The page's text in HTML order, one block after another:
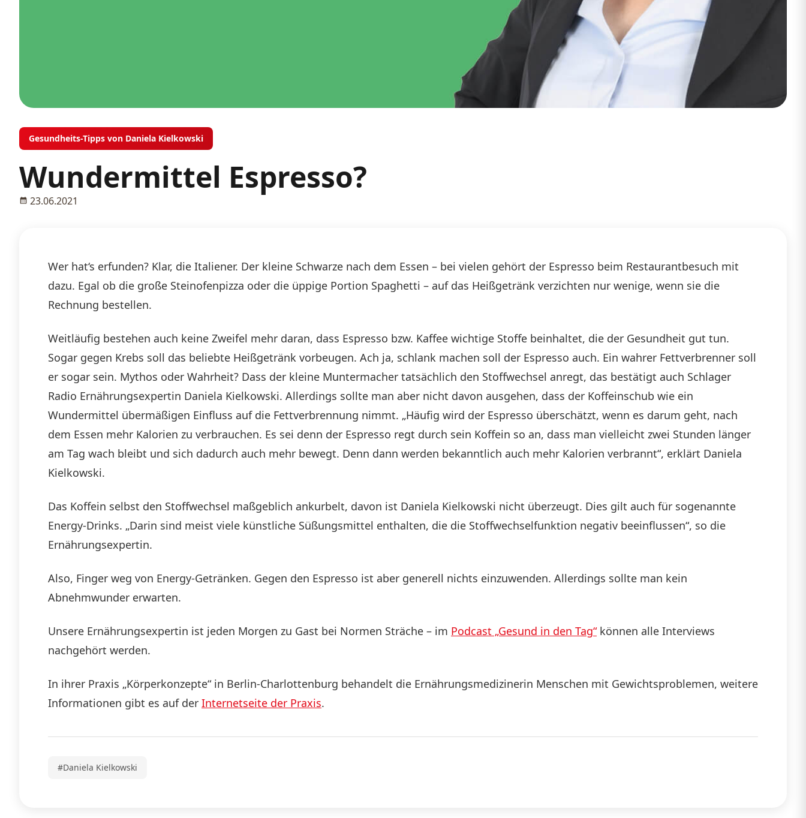
Gesundheits-Tipps von Daniela Kielkowski
Wundermittel Espresso?
23.06.2021
Wer hat‘s erfunden? Klar, die Italiener. Der kleine Schwarze nach dem Essen – bei vielen gehört der Espresso beim Restaurantbesuch mit
dazu. Egal ob die große Steinofenpizza oder die üppige Portion Spaghetti – auf das Heißgetränk verzichten nur wenige, wenn sie die
Rechnung bestellen.
Weitläufig bestehen auch keine Zweifel mehr daran, dass Espresso bzw. Kaffee wichtige Stoffe beinhaltet, die der Gesundheit gut tun.
Sogar gegen Krebs soll das beliebte Heißgetränk vorbeugen. Ach ja, schlank machen soll der Espresso auch. Ein wahrer Fettverbrenner soll
er sogar sein. Mythos oder Wahrheit? Dass der kleine Muntermacher tatsächlich den Stoffwechsel anregt, das bestätigt auch Schlager
Radio Ernährungsexpertin Daniela Kielkowski. Allerdings sollte man aber nicht davon ausgehen, dass der Koffeinschub wie ein
Wundermittel übermäßigen Einfluss auf die Fettverbrennung nimmt. „Häufig wird der Espresso überschätzt, wenn es darum geht, nach
dem Essen mehr Kalorien zu verbrauchen. Es sei denn der Espresso regt durch sein Koffein so an, dass man vielleicht zwei Stunden länger
am Tag wach bleibt und sich dadurch auch mehr bewegt. Denn dann werden bekanntlich auch mehr Kalorien verbrannt“, erklärt Daniela
Kielkowski.
Das Koffein selbst den Stoffwechsel maßgeblich ankurbelt, davon ist Daniela Kielkowski nicht überzeugt. Dies gilt auch für sogenannte
Energy-Drinks. „Darin sind meist viele künstliche Süßungsmittel enthalten, die die Stoffwechselfunktion negativ beeinflussen“, so die
Ernährungsexpertin.
Also, Finger weg von Energy-Getränken. Gegen den Espresso ist aber generell nichts einzuwenden. Allerdings sollte man kein
Abnehmwunder erwarten.
Unsere Ernährungsexpertin ist jeden Morgen zu Gast bei Normen Sträche – im Podcast „Gesund in den Tag“können alle Interviews
nachgehört werden.
In ihrer Praxis „Körperkonzepte“ in Berlin-Charlottenburg behandelt die Ernährungsmedizinerin Menschen mit Gewichtsproblemen, weitere
Informationen gibt es auf der Internetseite der Praxis.
#Daniela Kielkowski